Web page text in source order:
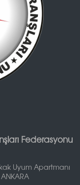
Federasyonu
Uyum Apartmanı